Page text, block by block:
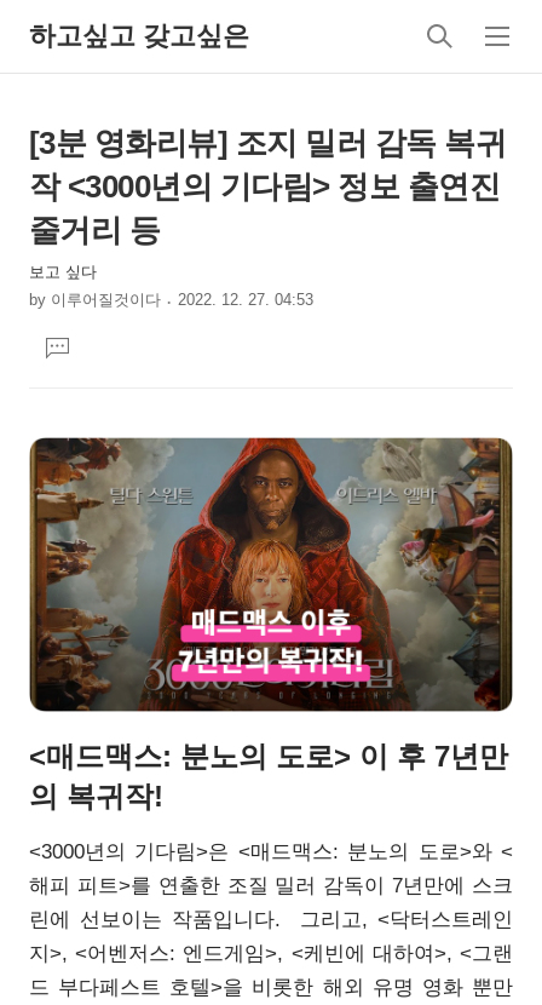
하고싶고 갖고싶은
검
메
상
세
컨
텐
츠
본
문
제
목
[3분 영화리뷰] 조지 밀러 감독 복귀
작 <3000년의 기다림> 정보 출연진
줄거리 등
보고 싶다
by 이루어질것이다 2022. 12. 27. 04:53
문댓
<매드맥스: 분노의 도로> 이 후 7년만
의 복귀작!
<3000년의 기다림>은 <매드맥스: 분노의 도로>와 <
해피 피트>를 연출한 조질 밀러 감독이 7년만에 스크
린에 선보이는 작품입니다. 그리고, <닥터스트레인
지>, <어벤저스: 엔드게임>, <케빈에 대하여>, <그랜
드 부다페스트 호텔>을 비롯한 해외 유명 영화 뿐만